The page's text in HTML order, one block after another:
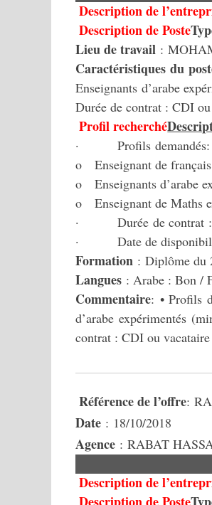
Description de
Description de Poste
Lieu de travail :
Caractéristiques du
Enseignants d’arabe
Durée de contrat : CDI
Profil recherché
· Profils demandés:
o Enseignant de
o Enseignants d’arabe
o Enseignant de Maths
· Durée de contrat :
· Date de
Formation : Diplôme du
Langues : Arabe : Bon /
Commentaire: • Profils
d’arabe expérimentés
contrat : CDI ou
Référence de l’offre:
Date : 18/10/2018
Agence : RABAT
Description de